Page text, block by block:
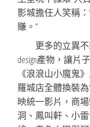
影城擔任人笑稱
賺。”
更多的立異
design產物，讓片
《浪浪山小魔鬼
羅城店全體換裝
映統一影片，商
洞、鳳叫軒、小